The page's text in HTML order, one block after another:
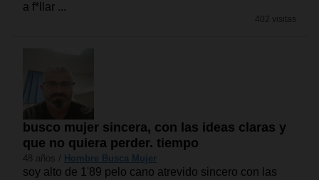
a f*llar ...
402 visitas
busco mujer sincera, con las ideas claras y
que no quiera perder. tiempo
48 años / Hombre Busca Mujer
soy alto de 1'89 pelo cano atrevido sincero con las